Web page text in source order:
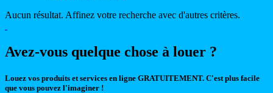
Aucun résultat. Affinez votre recherche avec d'autres critères.
Avez-vous quelque chose à louer ?
Louez vos produits et services en ligne GRATUITEMENT. C'est plus facile
que vous pouvez l'imaginer !